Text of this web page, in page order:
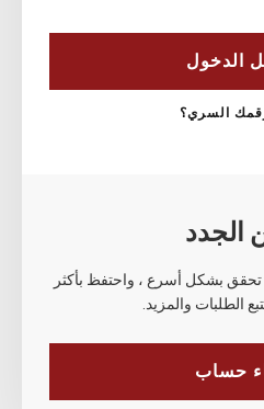
الدخول
السري؟
الجدد
تحقق بشكل أسرع ، واحتفظ بأكثر
الطلبات والمزيد.
حساب